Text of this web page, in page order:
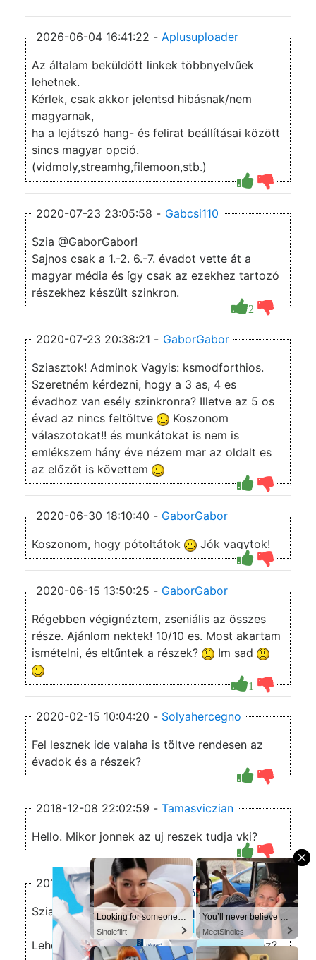
×
You’ll never believe why I moved to… Columbus
MeetSingles
You’ll never believe why I moved to… Columbus
MeetSingles
Looking for someone in Columbus today
Singleflirt
You’ll never believe why I moved to… Columbus
MeetSingles
2026-06-04 16:41:22 - Aplusuploader
Az általam beküldött linkek többnyelvűek
lehetnek.
Kérlek, csak akkor jelentsd hibásnak/nem
magyarnak,
ha a lejátszó hang- és felirat beállításai között
sincs magyar opció.
(vidmoly,streamhg,filemoon,stb.)
2020-07-23 23:05:58 - Gabcsi110
2
Szia @GaborGabor!
Sajnos csak a 1.-2. 6.-7. évadot vette át a
magyar média és így csak az ezekhez tartozó
részekhez készült szinkron.
2020-07-23 20:38:21 - GaborGabor
Sziasztok! Adminok Vagyis: ksmodforthios.
Szeretném kérdezni, hogy a 3 as, 4 es
évadhoz van esély szinkronra? Illetve az 5 os
évad az nincs feltöltve
Koszonom
válaszotokat!! és munkátokat is nem is
emlékszem hány éve nézem mar az oldalt es
az előzőt is követtem
2020-06-30 18:10:40 - GaborGabor
Koszonom, hogy pótoltátok
Jók vagytok!
2020-06-15 13:50:25 - GaborGabor
1
Régebben végignéztem, zseniális az összes
része. Ajánlom nektek! 10/10 es. Most akartam
ismételni, és eltűntek a részek?
Im sad
2020-02-15 10:04:20 - Solyahercegno
Fel lesznek ide valaha is töltve rendesen az
évadok és a részek?
2018-12-08 22:02:59 - Tamasviczian
Hello. Mikor jonnek az uj reszek tudja vki?
2018-10-23 14:14:42 -sirrichard
Sziasztok!
Lehetne kérni egy feliratégetést a 8 évadhoz?